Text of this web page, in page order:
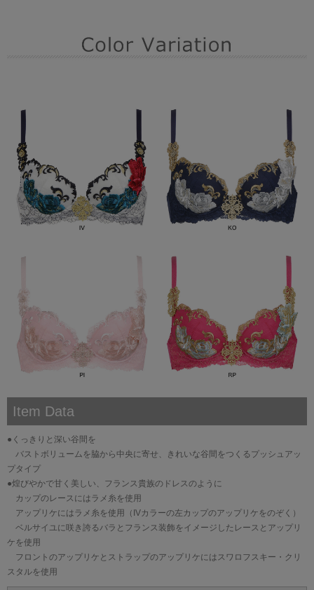
Item Data
●くっきりと深い谷間を
バストボリュームを脇から中央に寄せ、きれいな谷間をつくるプッシュアッ
プタイプ
●煌びやかで甘く美しい、フランス貴族のドレスのように
カップのレースにはラメ糸を使用
アップリケにはラメ糸を使用（IVカラーの左カップのアップリケをのぞく）
ベルサイユに咲き誇るバラとフランス装飾をイメージしたレースとアップリ
ケを使用
フロントのアップリケとストラップのアップリケにはスワロフスキー・クリ
スタルを使用